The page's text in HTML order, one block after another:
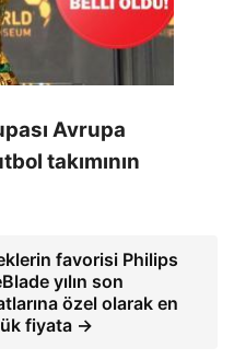
Avrupa
takımının
favorisi Philips
yılın son
özel olarak en
fiyata →